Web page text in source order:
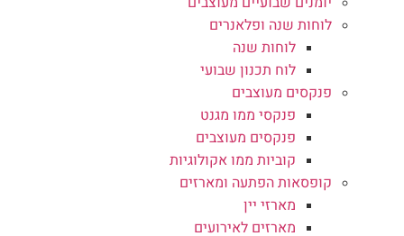
לוחות שנה ופלאנרים
לוחות שנה
לוח תכנון שבועי
פנקסים מעוצבים
פנקסי ממו מגנט
פנקסים מעוצבים
קוביות ממו אקולוגיות
קופסאות הפתעה ומארזים
מארזי יין
מארזים לאירועים